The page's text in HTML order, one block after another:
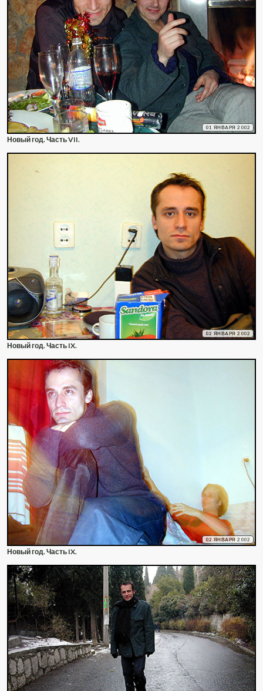
01 ЯНВАРЯ 2002
Новый год. Часть VII.
02 ЯНВАРЯ 2002
Новый год. Часть IX.
02 ЯНВАРЯ 2002
Новый год. Часть IX.